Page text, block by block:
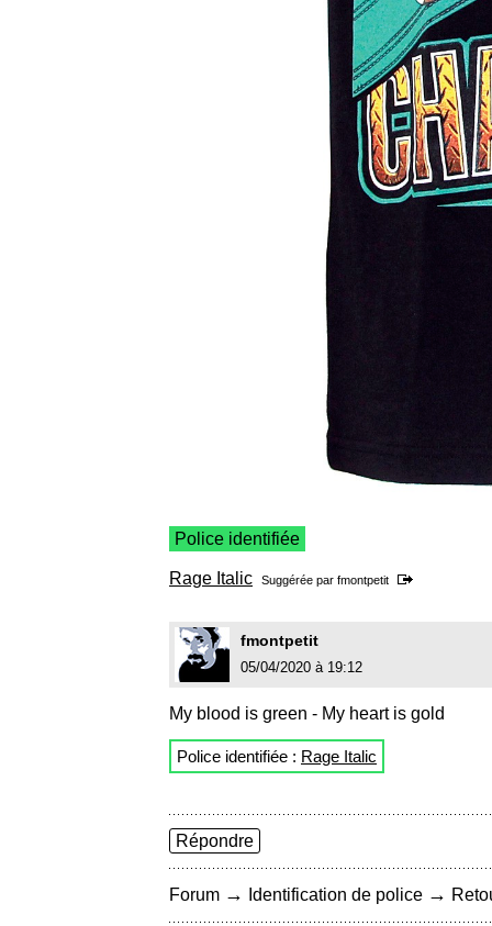
Police identifiée
Rage Italic Suggérée par fmontpetit
fmontpetit
05/04/2020 à 19:12
My blood is green - My heart is gold
Police identifiée : Rage Italic
Répondre
Forum → Identification de police →